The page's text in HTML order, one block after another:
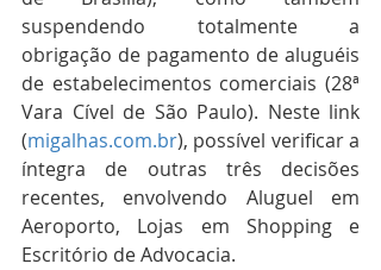
suspendendo totalmente a
obrigação de pagamento de aluguéis
de estabelecimentos comerciais (28ª
Vara Cível de São Paulo). Neste link
(migalhas.com.br), possível verificar a
íntegra de outras três decisões
recentes, envolvendo Aluguel em
Aeroporto, Lojas em Shopping e
Escritório de Advocacia.